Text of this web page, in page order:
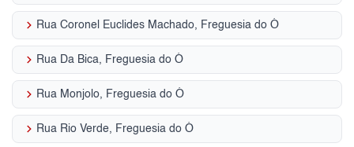
keyboard_arrow_right Rua Coronel Euclides Machado, Freguesia do Ó
keyboard_arrow_right Rua Da Bica, Freguesia do Ó
keyboard_arrow_right Rua Monjolo, Freguesia do Ó
keyboard_arrow_right Rua Rio Verde, Freguesia do Ó